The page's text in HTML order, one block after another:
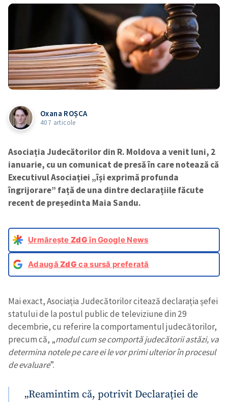
Oxana ROȘCA
407 articole
Asociația Judecătorilor din R. Moldova a venit luni, 2
ianuarie, cu un comunicat de presă în care notează că
Executivul Asociației „își exprimă profunda
îngrijorare” față de una dintre declarațiile făcute
recent de președinta Maia Sandu.
Urmărește ZdGîn Google News
AdaugăZdG ca sursă preferată
Mai exact, Asociația Judecătorilor citează declarația șefei
statului de la postul public de televiziune din 29
decembrie, cu referire la comportamentul judecătorilor,
precum că, „modul cum se comportă judecătorii astăzi, va
determina notele pe care ei le vor primi ulterior în procesul
de evaluare”.
„Reamintim că, potrivit Declarației de